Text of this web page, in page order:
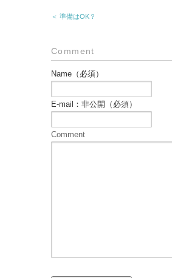
＜ 準備はOK？
Comment
Name（必須）
E-mail：非公開（必須）
Comment